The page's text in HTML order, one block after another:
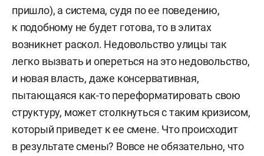
пришло), а система, судя по ее поведению,
к подобному не будет готова, то в элитах
возникнет раскол. Недовольство улицы так
легко вызвать и опереться на это недовольство,
и новая власть, даже консервативная,
пытающаяся как-то переформатировать свою
структуру, может столкнуться с таким кризисом,
который приведет к ее смене. Что происходит
в результате смены? Вовсе не обязательно, что